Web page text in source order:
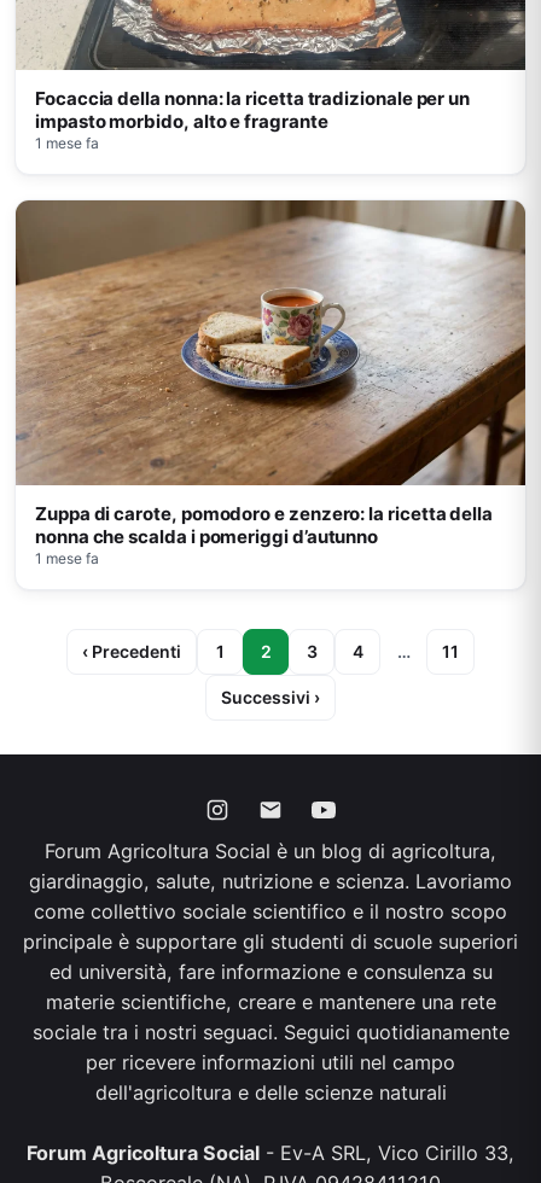
Focaccia della nonna: la ricetta tradizionale per un
impasto morbido, alto e fragrante
1 mese fa
Zuppa di carote, pomodoro e zenzero: la ricetta della
nonna che scalda i pomeriggi d’autunno
1 mese fa
‹ Precedenti 1 2 3 4 … 11
Successivi ›
Forum Agricoltura Social è un blog di agricoltura,
giardinaggio, salute, nutrizione e scienza. Lavoriamo
come collettivo sociale scientifico e il nostro scopo
principale è supportare gli studenti di scuole superiori
ed università, fare informazione e consulenza su
materie scientifiche, creare e mantenere una rete
sociale tra i nostri seguaci. Seguici quotidianamente
per ricevere informazioni utili nel campo
dell'agricoltura e delle scienze naturali
Forum Agricoltura Social - Ev-A SRL, Vico Cirillo 33,